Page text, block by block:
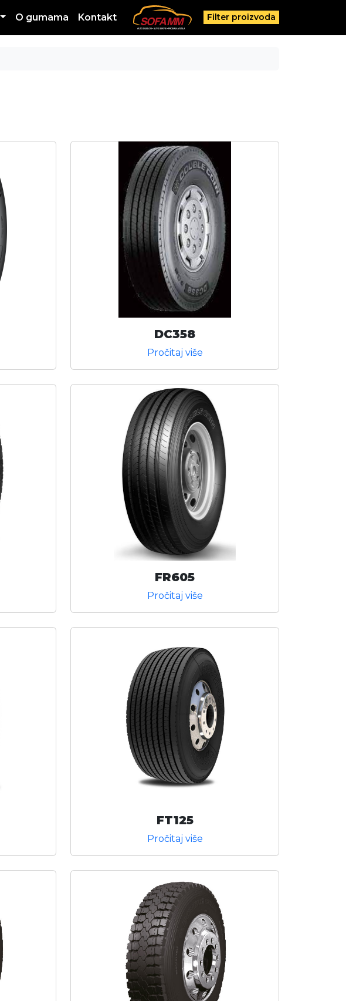
O gumama Kontakt Filter proizvoda
DC358
Pročitaj više
FR605
Pročitaj više
FT125
Pročitaj više